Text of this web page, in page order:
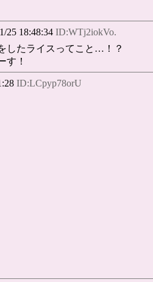
25 18:48:34 ID:WTj2iokVo.
したライスってこと…！？
す！
ID:LCpyp78orU